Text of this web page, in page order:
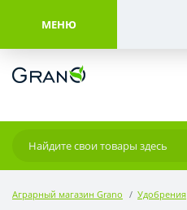
МЕНЮ
Аграрный магазин Grano Удобрения